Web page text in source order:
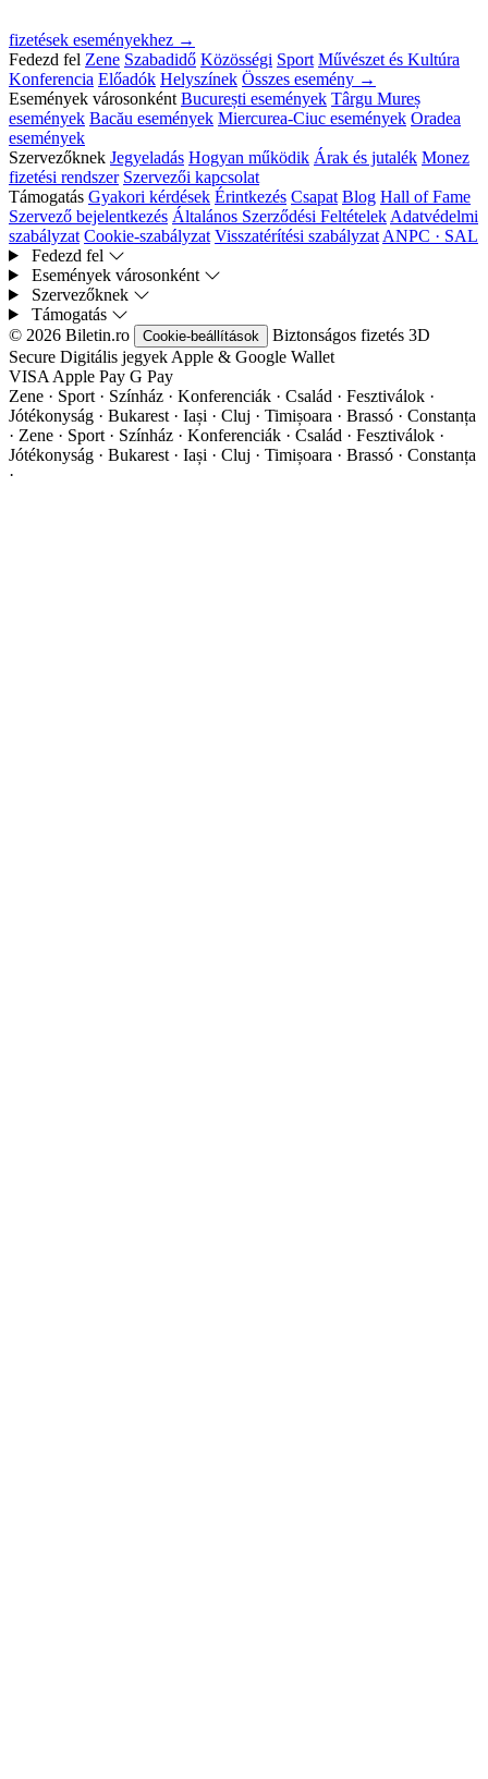
fizetések eseményekhez →
Fedezd fel Zene Szabadidő Közösségi Sport Művészet és Kultúra
Konferencia Előadók Helyszínek Összes esemény →
Események városonként București események Târgu Mureș
események Bacău események Miercurea-Ciuc események Oradea
események
Szervezőknek Jegyeladás Hogyan működik Árak és jutalék Monez
fizetési rendszer Szervezői kapcsolat
Támogatás Gyakori kérdések Érintkezés Csapat Blog Hall of Fame
Szervező bejelentkezés Általános Szerződési Feltételek Adatvédelmi
szabályzat Cookie-szabályzat Visszatérítési szabályzat ANPC · SAL
Fedezd fel
Események városonként
Szervezőknek
Támogatás
© 2026 Biletin.ro
Cookie-beállítások Biztonságos fizetés 3D
Secure Digitális jegyek Apple & Google Wallet
VISA Apple Pay G Pay
Zene · Sport · Színház · Konferenciák · Család · Fesztiválok ·
Jótékonyság · Bukarest · Iași · Cluj · Timișoara · Brassó · Constanța
· Zene · Sport · Színház · Konferenciák · Család · Fesztiválok ·
Jótékonyság · Bukarest · Iași · Cluj · Timișoara · Brassó · Constanța
·